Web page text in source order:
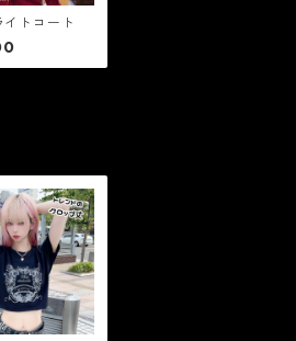
イトコート